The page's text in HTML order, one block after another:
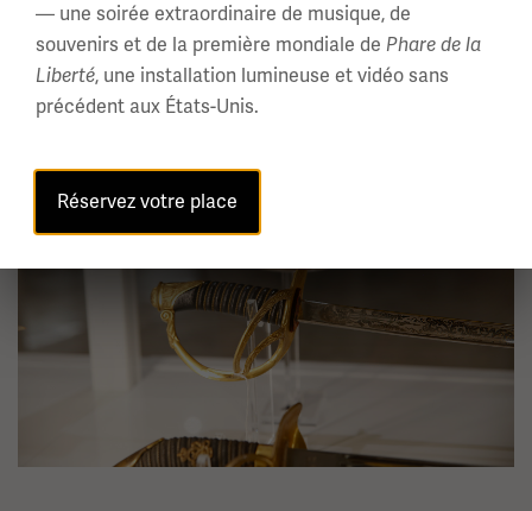
— une soirée extraordinaire de musique, de
souvenirs et de la première mondiale de Phare de la
Liberté, une installation lumineuse et vidéo sans
précédent aux États-Unis.
Réservez votre place